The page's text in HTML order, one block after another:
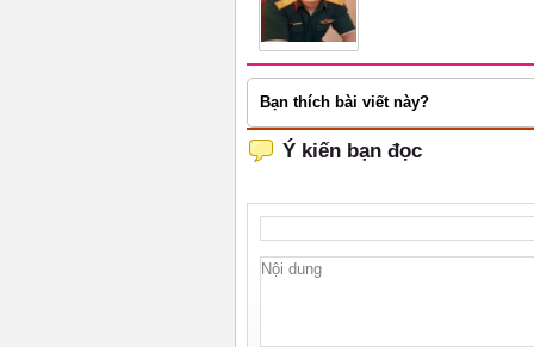
Bạn thích bài viết này?